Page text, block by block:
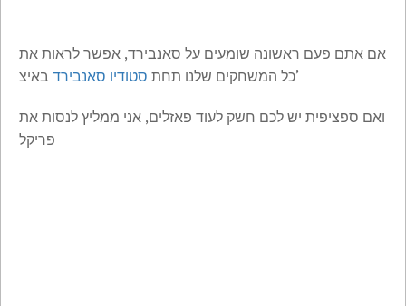
אם אתם פעם ראשונה שומעים על סאנבירד, אפשר לראות את
כל המשחקים שלנו תחתסטודיו סאנבירד
באיצ’
ואם ספציפית יש לכם חשק לעוד פאזלים, אני ממליץ לנסות את
פריקל